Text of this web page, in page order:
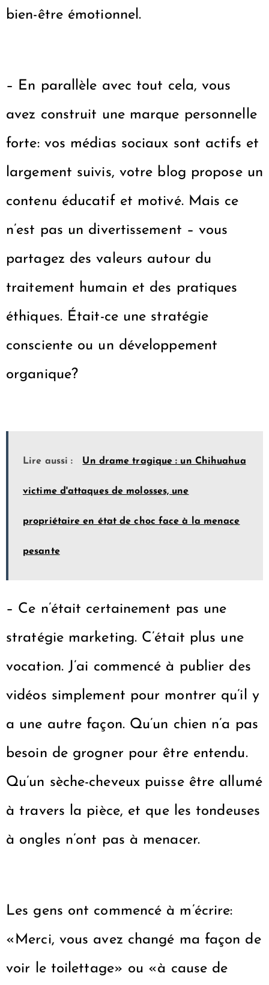
bien-être émotionnel.
– En parallèle avec tout cela, vous
avez construit une marque personnelle
forte: vos médias sociaux sont actifs et
largement suivis, votre blog propose un
contenu éducatif et motivé. Mais ce
n’est pas un divertissement – vous
partagez des valeurs autour du
traitement humain et des pratiques
éthiques. Était-ce une stratégie
consciente ou un développement
organique?
Lire aussi : Un drame tragique : un Chihuahua
victime d'attaques de molosses, une
propriétaire en état de choc face à la menace
pesante
– Ce n’était certainement pas une
stratégie marketing. C’était plus une
vocation. J’ai commencé à publier des
vidéos simplement pour montrer qu’il y
a une autre façon. Qu’un chien n’a pas
besoin de grogner pour être entendu.
Qu’un sèche-cheveux puisse être allumé
à travers la pièce, et que les tondeuses
à ongles n’ont pas à menacer.
Les gens ont commencé à m’écrire:
«Merci, vous avez changé ma façon de
voir le toilettage» ou «à cause de